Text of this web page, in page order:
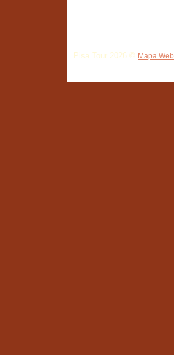
Pisa Tour 2026 © Mapa Web